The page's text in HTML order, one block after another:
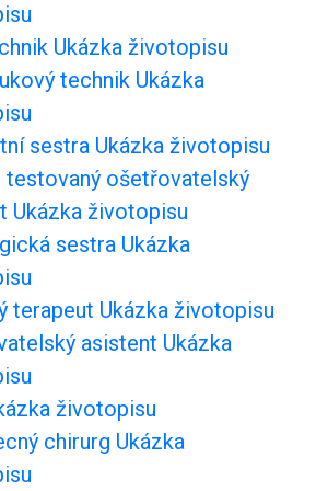
Ukázka životopisu
technik Ukázka
sestra Ukázka životopisu
testovaný ošetřovatelský
Ukázka životopisu
sestra Ukázka
terapeut Ukázka životopisu
asistent Ukázka
životopisu
chirurg Ukázka